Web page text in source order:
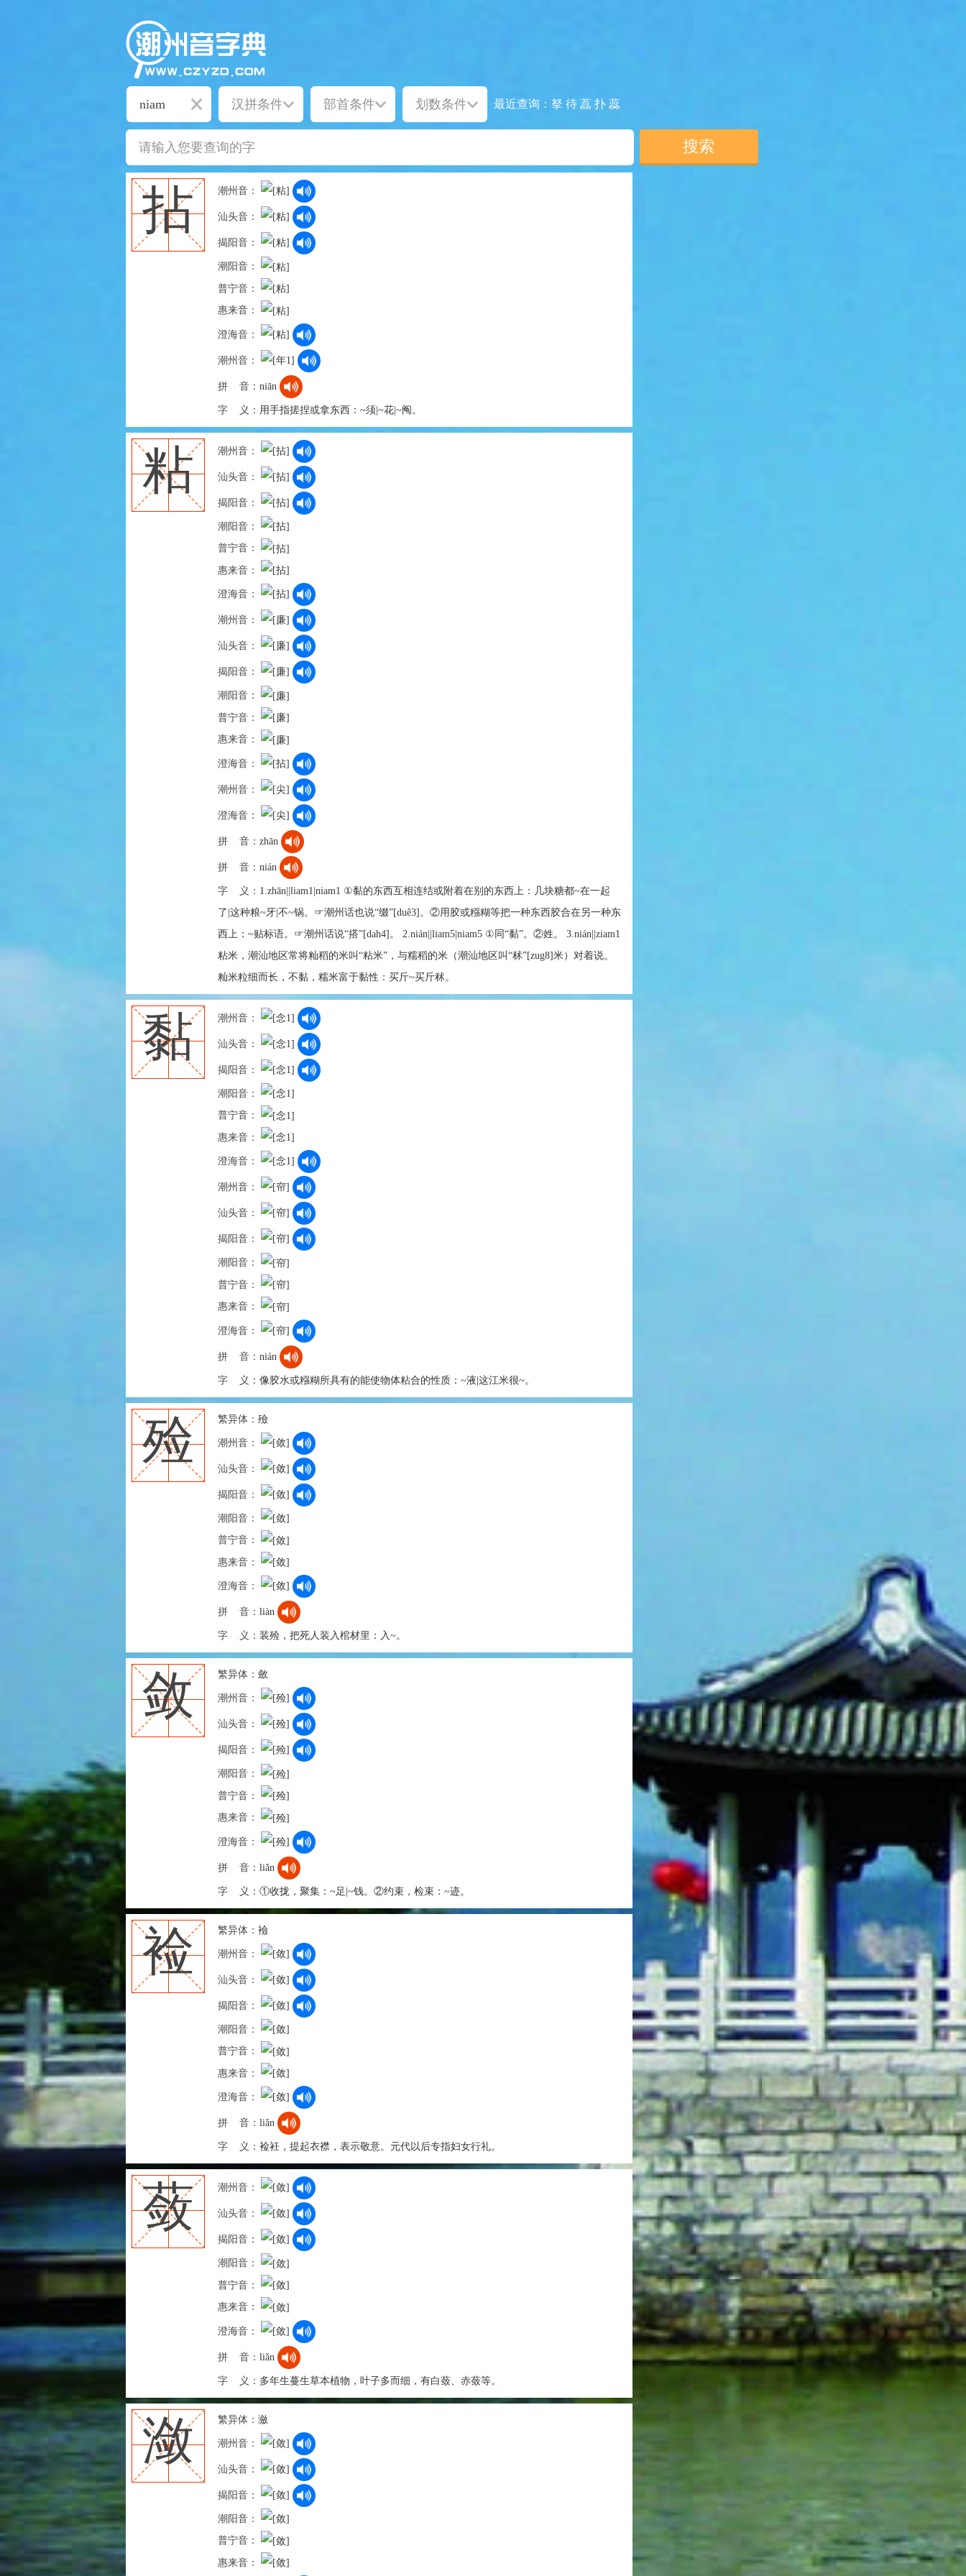
最近查询： 拏 待 藠 扑 蕊
拈 潮州音：
汕头音：
揭阳音：
潮阳音：
普宁音：
惠来音：
澄海音：
潮州音：
拼 音： niān
字 义： 用手指搓捏或拿东西：~须|~花|~阄。
粘 潮州音：
汕头音：
揭阳音：
潮阳音：
普宁音：
惠来音：
澄海音：
潮州音：
汕头音：
揭阳音：
潮阳音：
普宁音：
惠来音：
澄海音：
潮州音：
澄海音：
拼 音： zhān
拼 音： nián
字 义： 1.zhān||liam1|niam1 ①黏的东西互相连结或附着在别的东西上：几块糖都~在一起
了|这种粮~牙|不~锅。☞潮州话也说“缀”[duê3]。②用胶或糨糊等把一种东西胶合在另一种东
西上：~贴标语。☞潮州话说“搭”[dah4]。 2.nián||liam5|niam5 ①同“黏”。②姓。 3.nián||ziam1
粘米，潮汕地区常将籼稻的米叫“粘米”，与糯稻的米（潮汕地区叫“秫”[zug8]米）对着说。
籼米粒细而长，不黏，糯米富于黏性：买斤~买斤秫。
黏 潮州音：
汕头音：
揭阳音：
潮阳音：
普宁音：
惠来音：
澄海音：
潮州音：
汕头音：
揭阳音：
潮阳音：
普宁音：
惠来音：
澄海音：
拼 音： nián
字 义： 像胶水或糨糊所具有的能使物体粘合的性质：~液|这江米很~。
殓 繁异体： 殮
潮州音：
汕头音：
揭阳音：
潮阳音：
普宁音：
惠来音：
澄海音：
拼 音： liàn
字 义： 装殓，把死人装入棺材里：入~。
敛 繁异体： 斂
潮州音：
汕头音：
揭阳音：
潮阳音：
普宁音：
惠来音：
澄海音：
拼 音： liǎn
字 义： ①收拢，聚集：~足|~钱。②约束，检束：~迹。
裣 繁异体： 襝
潮州音：
汕头音：
揭阳音：
潮阳音：
普宁音：
惠来音：
澄海音：
拼 音： liǎn
字 义： 裣衽，提起衣襟，表示敬意。元代以后专指妇女行礼。
蔹 潮州音：
汕头音：
揭阳音：
潮阳音：
普宁音：
惠来音：
澄海音：
拼 音： liǎn
字 义： 多年生蔓生草本植物，叶子多而细，有白蔹、赤蔹等。
潋 繁异体： 瀲
潮州音：
汕头音：
揭阳音：
潮阳音：
普宁音：
惠来音：